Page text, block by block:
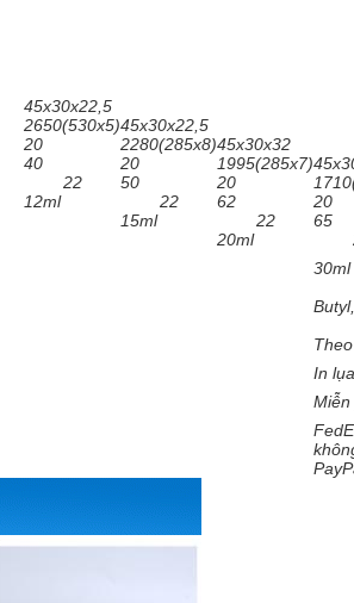
45x30x22,5
2650(530x5)45x30x22,5
20 2280(285x8)45x30x32
40 20 1995(285x7)
22 50 20
12ml
22 62 20
15ml
22 65
20ml
30ml
In